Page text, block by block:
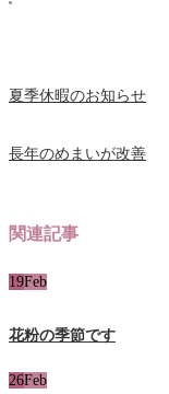
夏季休暇のお知らせ
長年のめまいが改善
関連記事
19Feb
花粉の季節です
26Feb